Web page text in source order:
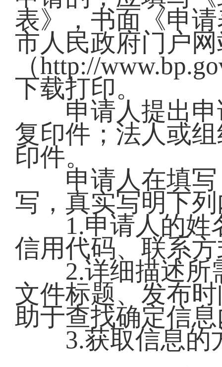
表》，书面《申
市人民政府门户
（http://
下载打印。
申请人提出申
复印件；法人或
印件。
申请人在填写
写，真实写明下
1.申请人的姓
信用代码、联系
2.详细描述所
文件标题、发布
助于查找确定信
3.获取信息的